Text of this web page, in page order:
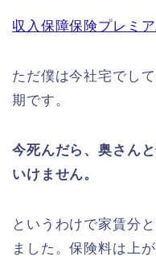
収入保障保険プレミ
ただ僕は今社宅でし
期です。
今死んだら、奥さん
いけません。
というわけで家賃分と
ました。保険料は上